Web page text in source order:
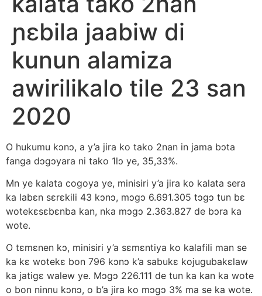
ɲɛbila jaabiw di
kunun alamiza
awirilikalo tile 23 san
2020
O hukumu kɔnɔ, a y’a jira ko tako 2nan in jama bɔta
fanga dɔgɔyara ni tako 1lɔ ye, 35,33%.
Mn ye kalata cogoya ye, minisiri y’a jira ko kalata sera
ka labɛn sɛrɛkili 43 kɔnɔ, mɔgɔ 6.691.305 tɔgɔ tun bɛ
wotekɛsɛbɛnba kan, nka mɔgɔ 2.363.827 de bɔra ka
wote.
O tɛmɛnen kɔ, minisiri y’a sɛmɛntiya ko kalafili man se
ka kɛ wotekɛ bon 796 kɔnɔ k’a sabukɛ kojugubakɛlaw
ka jatigɛ walew ye. Mɔgɔ 226.111 de tun ka kan ka wote
o bon ninnu kɔnɔ, o b’a jira ko mɔgɔ 3% ma se ka wote.